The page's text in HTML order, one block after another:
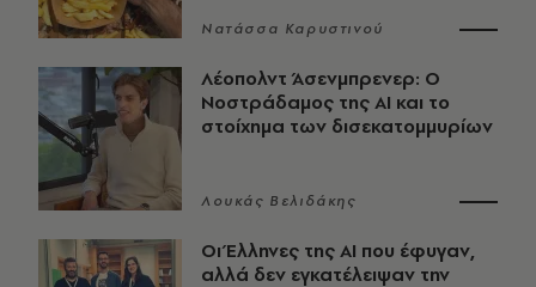
Νατάσσα Καρυστινού
Λέοπολντ Άσενμπρενερ: Ο
Νοστράδαμος της AI και το
στοίχημα των δισεκατομμυρίων
Λουκάς Βελιδάκης
Οι Έλληνες της ΑΙ που έφυγαν,
αλλά δεν εγκατέλειψαν την